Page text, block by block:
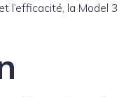
l’efficacité, la Model 3